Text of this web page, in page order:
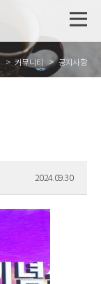
커뮤니티 공지사항
2024.09.30